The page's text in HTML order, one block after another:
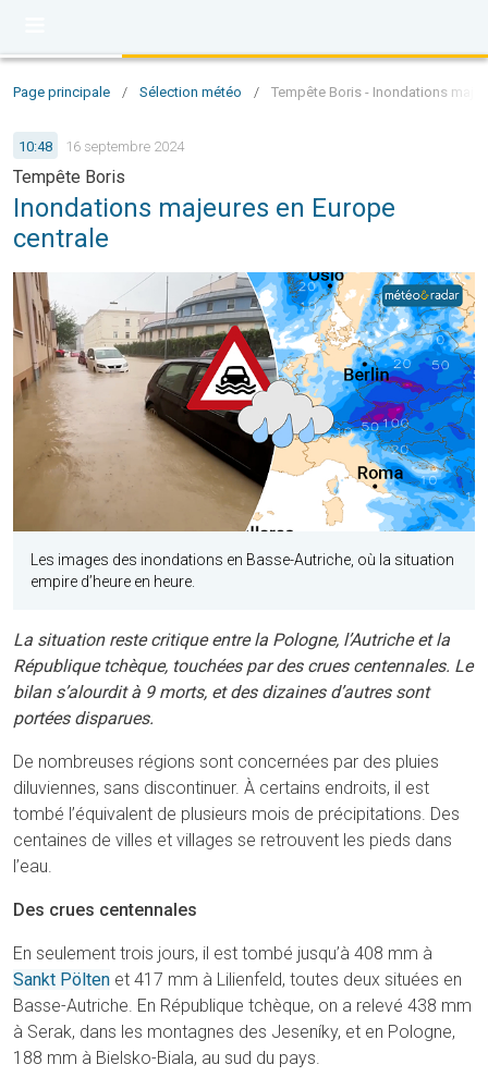
Page principale / Sélection météo / Tempête Boris - Inondations
10:48 16 septembre 2024
Tempête Boris
Inondations majeures en Europe
centrale
Les images des inondations en Basse-Autriche, où la situation
empire d’heure en heure.
La situation reste critique entre la Pologne, l’Autriche et la
République tchèque, touchées par des crues centennales. Le
bilan s’alourdit à 9 morts, et des dizaines d’autres sont
portées disparues.
De nombreuses régions sont concernées par des pluies
diluviennes, sans discontinuer. À certains endroits, il est
tombé l’équivalent de plusieurs mois de précipitations. Des
centaines de villes et villages se retrouvent les pieds dans
l’eau.
Des crues centennales
En seulement trois jours, il est tombé jusqu’à 408 mm à
Sankt Pölten et 417 mm à Lilienfeld, toutes deux situées en
Basse-Autriche. En République tchèque, on a relevé 438 mm
à Serak, dans les montagnes des Jeseníky, et en Pologne,
188 mm à Bielsko-Biala, au sud du pays.